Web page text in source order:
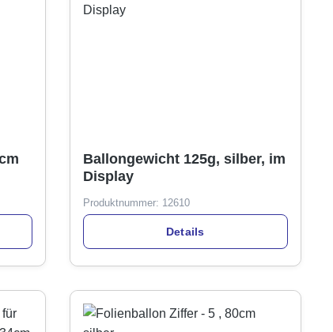
Ballongewicht 125g, silber, im
Display
Produktnummer: 12610
Details